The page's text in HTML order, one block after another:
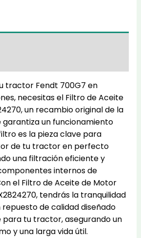
tractor Fendt 700G7 en
necesitas el Filtro de Aceite
un recambio original de la
un funcionamiento
es la pieza clave para
de tu tractor en perfecto
una filtración eficiente y
internos de
el Filtro de Aceite de Motor
tendrás la tranquilidad
de calidad diseñado
tu tractor, asegurando un
y una larga vida útil.